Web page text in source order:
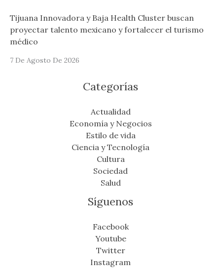
Tijuana Innovadora y Baja Health Cluster buscan
proyectar talento mexicano y fortalecer el turismo
médico
7 De Agosto De 2026
Categorías
Actualidad
Economía y Negocios
Estilo de vida
Ciencia y Tecnología
Cultura
Sociedad
Salud
Síguenos
Facebook
Youtube
Twitter
Instagram